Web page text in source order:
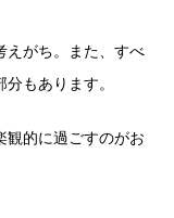
えがち。また、すべ
もあります。
観的に過ごすのがお